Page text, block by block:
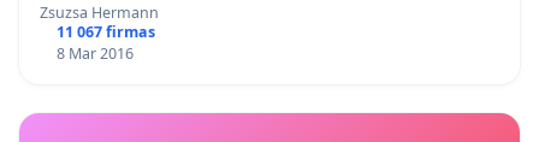
Zsuzsa Hermann
11 067 firmas
8 Mar 2016